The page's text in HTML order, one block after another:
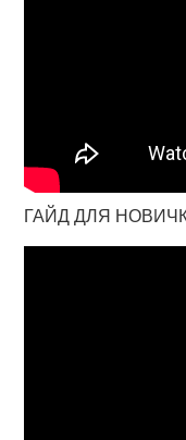
ГАЙД ДЛЯ